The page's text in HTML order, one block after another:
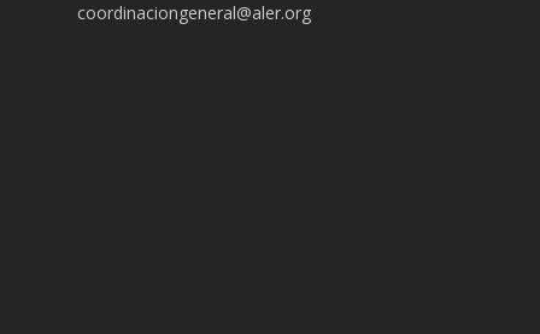
coordinaciongeneral@aler.org